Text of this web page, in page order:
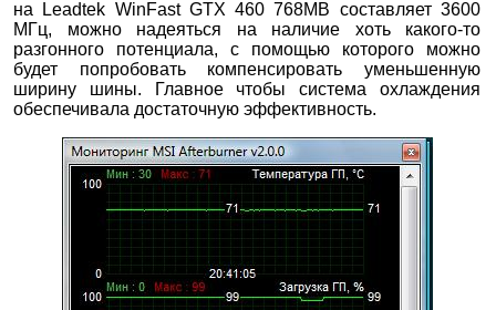
на Leadtek WinFast GTX 460 768MB составляет 3600
МГц, можно надеяться на наличие хоть какого-то
разгонного потенциала, с помощью которого можно
будет попробовать компенсировать уменьшенную
ширину шины. Главное чтобы система охлаждения
обеспечивала достаточную эффективность.